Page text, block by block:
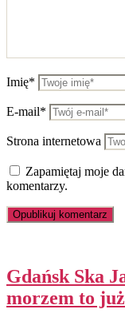
Imię*
E-mail*
Strona internetowa
Zapamiętaj moje
komentarzy.
Gdańsk Ska
morzem to